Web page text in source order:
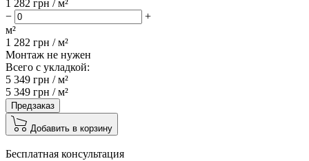
1 282 грн / м²
−
+
м²
1 282 грн /м²
Монтаж не нужен
Всего с укладкой:
5 349 грн /м²
5 349 грн /м²
Предзаказ
Добавить в корзину
Бесплатная консультация